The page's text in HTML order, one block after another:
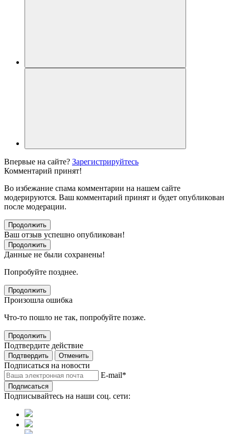
Впервые на сайте? Зарегистрируйтесь
Комментарий принят!
Во избежание спама комментарии на нашем сайте
модерируются. Ваш комментарий принят и будет опубликован
после модерации.
Продолжить
Ваш отзыв успешно опубликован!
Продолжить
Данные не были сохранены!
Попробуйте позднее.
Продолжить
Произошла ошибка
Что-то пошло не так, попробуйте позже.
Продолжить
Подтвердите действие
Подтвердить Отменить
Подписаться на новости
E-mail*
Подписаться
Подписывайтесь на наши соц. сети: